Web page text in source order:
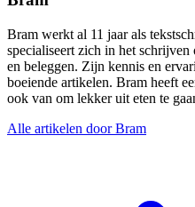
Bram werkt al 11 jaar als
specialiseert zich in het
en beleggen. Zijn kennis en
boeiende artikelen. Bram heeft
ook van om lekker uit eten te
Alle artikelen door Bram